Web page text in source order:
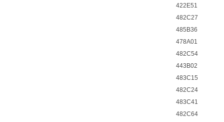
422E51
482C27
485B36
478A01
482C54
443B02
483C15
482C24
483C41
482C64